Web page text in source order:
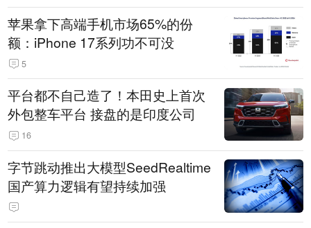
苹果拿下高端手机市场65%的份
额：iPhone 17系列功不可没
5
平台都不自己造了！本田史上首次
外包整车平台 接盘的是印度公司
16
字节跳动推出大模型SeedRealtime
国产算力逻辑有望持续加强